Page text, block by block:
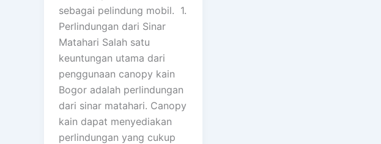
sebagai pelindung mobil. 1.
Perlindungan dari Sinar
Matahari Salah satu
keuntungan utama dari
penggunaan canopy kain
Bogor adalah perlindungan
dari sinar matahari. Canopy
kain dapat menyediakan
perlindungan yang cukup